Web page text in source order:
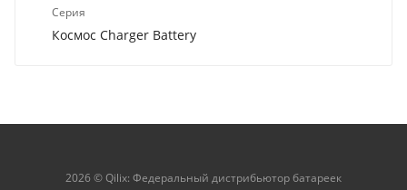
Серия
Космос Charger Battery
2026 © Qilix: Федеральный дистрибьютор батареек